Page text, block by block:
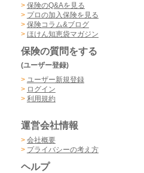
> 保険のQ&Aを見る
> プロの加入保険を見る
> 保険コラム&ブログ
> ほけん知恵袋マガジン
保険の質問をする
(ユーザー登録)
> ユーザー新規登録
> ログイン
> 利用規約
運営会社情報
> 会社概要
> プライバシーの考え方
ヘルプ